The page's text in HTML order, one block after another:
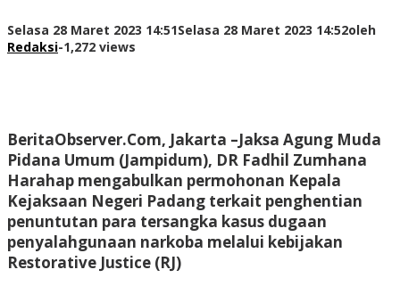
Selasa 28 Maret 2023 14:51Selasa 28 Maret 2023 14:52oleh
Redaksi-1,272 views
BeritaObserver.Com, Jakarta –Jaksa Agung Muda
Pidana Umum (Jampidum), DR Fadhil Zumhana
Harahap mengabulkan permohonan Kepala
Kejaksaan Negeri Padang terkait penghentian
penuntutan para tersangka kasus dugaan
penyalahgunaan narkoba melalui kebijakan
Restorative Justice (RJ)